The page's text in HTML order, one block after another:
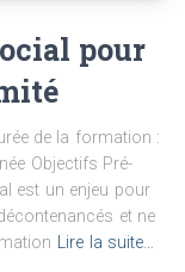
pour
de la formation :
Objectifs Pré-
est un enjeu pour
et ne
Lire la suite…